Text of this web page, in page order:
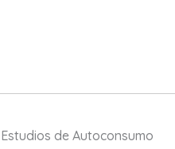
Estudios de Autoconsumo